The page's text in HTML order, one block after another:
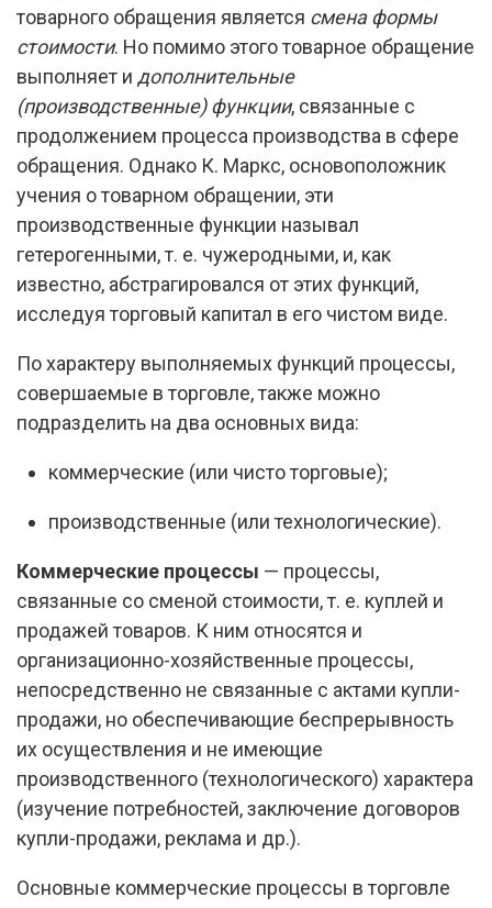
товарного обращения является смена формы
стоимости. Но помимо этого товарное обращение
выполняет и дополнительные
(производственные) функции, связанные с
продолжением процесса производства в сфере
обращения. Однако К. Маркс, основоположник
учения о товарном обращении, эти
производственные функции называл
гетерогенными, т. е. чужеродными, и, как
известно, абстрагировался от этих функций,
исследуя торговый капитал в его чистом виде.
По характеру выполняемых функций процессы,
совершаемые в торговле, также можно
подразделить на два основных вида:
коммерческие (или чисто торговые);
производственные (или технологические).
Коммерческие процессы — процессы,
связанные со сменой стоимости, т. е. куплей и
продажей товаров. К ним относятся и
организационно-хозяйственные процессы,
непосредственно не связанные с актами купли-
продажи, но обеспечивающие беспрерывность
их осуществления и не имеющие
производственного (технологического) характера
(изучение потребностей, заключение договоров
купли-продажи, реклама и др.).
Основные коммерческие процессы в торговле